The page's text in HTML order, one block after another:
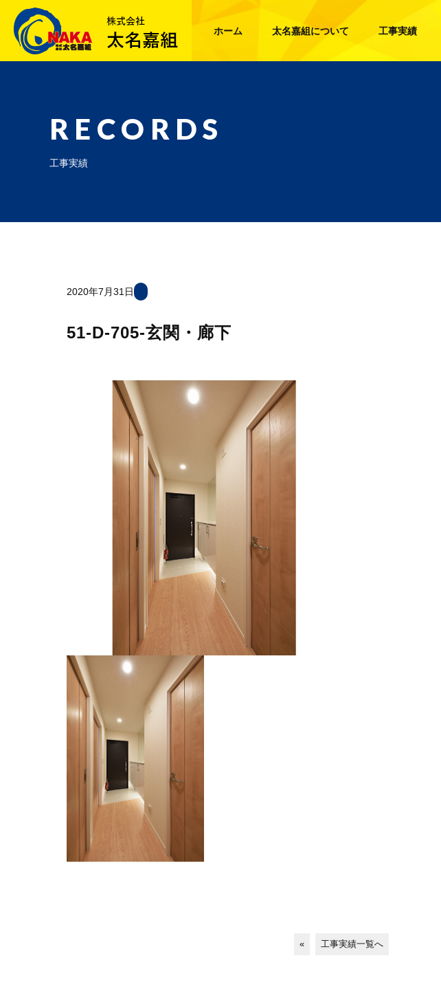
ホーム 太名嘉組について 工事実績
RECORDS
工事実績
2020年7月31日
51-D-705-玄関・廊下
« 工事実績一覧へ